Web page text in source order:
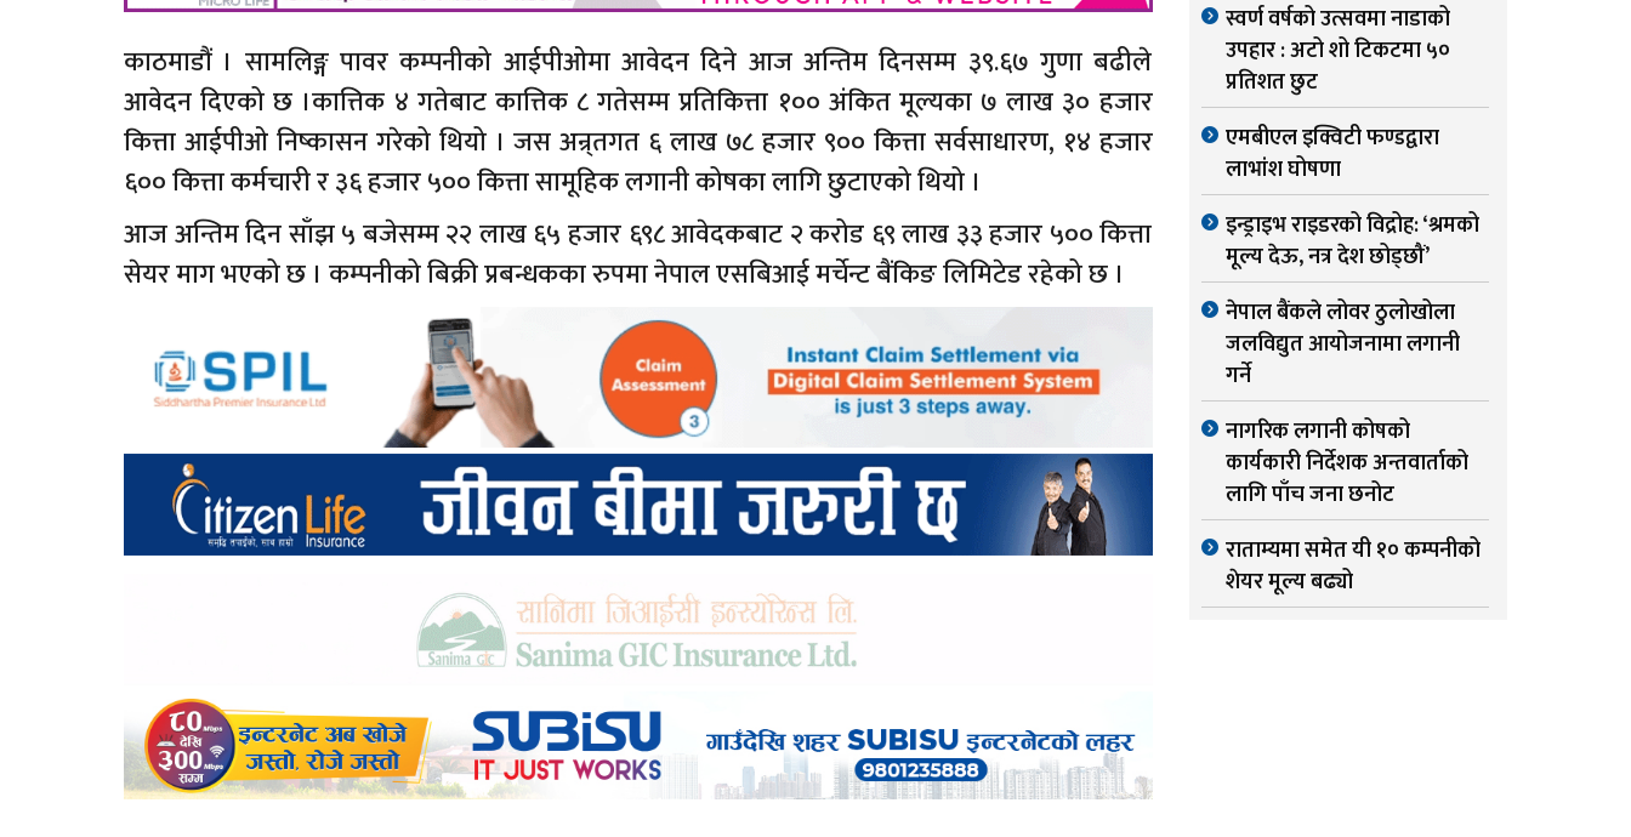
काठमाडौं । सामलिङ्ग पावर कम्पनीको आईपीओमा आवेदन दिने आज अन्तिम दिनसम्म ३९.६७ गुणा बढीले
आवेदन दिएको छ ।कात्तिक ४ गतेबाट कात्तिक ८ गतेसम्म प्रतिकित्ता १०० अंकित मूल्यका ७ लाख ३० हजार
कित्ता आईपीओ निष्कासन गरेको थियो । जस अन्र्तगत ६ लाख ७८ हजार ९०० कित्ता सर्वसाधारण, १४ हजार
६०० कित्ता कर्मचारी र ३६ हजार ५०० कित्ता सामूहिक लगानी कोषका लागि छुटाएको थियो ।
आज अन्तिम दिन साँझ ५ बजेसम्म २२ लाख ६५ हजार ६९८ आवेदकबाट २ करोड ६९ लाख ३३ हजार ५०० कित्ता
सेयर माग भएको छ । कम्पनीको बिक्री प्रबन्धकका रुपमा नेपाल एसबिआई मर्चेन्ट बैंकिङ लिमिटेड रहेको छ ।
स्वर्ण वर्षको उत्सवमा नाडाको
उपहार : अटो शो टिकटमा ५०
प्रतिशत छुट
एमबीएल इक्विटी फण्डद्वारा
लाभांश घोषणा
इन्ड्राइभ राइडरको विद्रोह: ‘श्रमको
मूल्य देऊ, नत्र देश छोड्छौं’
नेपाल बैंकले लोवर ठुलोखोला
जलविद्युत आयोजनामा लगानी
गर्ने
नागरिक लगानी कोषको
कार्यकारी निर्देशक अन्तवार्ताको
लागि पाँच जना छनोट
राताम्यमा समेत यी १० कम्पनीको
शेयर मूल्य बढ्यो